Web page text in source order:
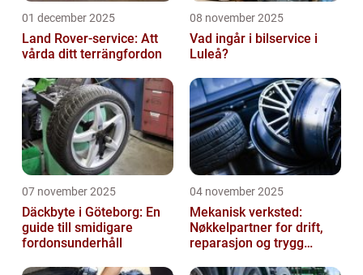
01 december 2025
Land Rover-service: Att
vårda ditt terrängfordon
08 november 2025
Vad ingår i bilservice i
Luleå?
07 november 2025
Däckbyte i Göteborg: En
guide till smidigare
fordonsunderhåll
04 november 2025
Mekanisk verksted:
Nøkkelpartner for drift,
reparasjon og trygg